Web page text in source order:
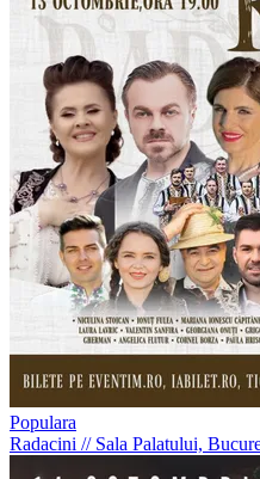
Populara
Radacini //Sala Palatului,